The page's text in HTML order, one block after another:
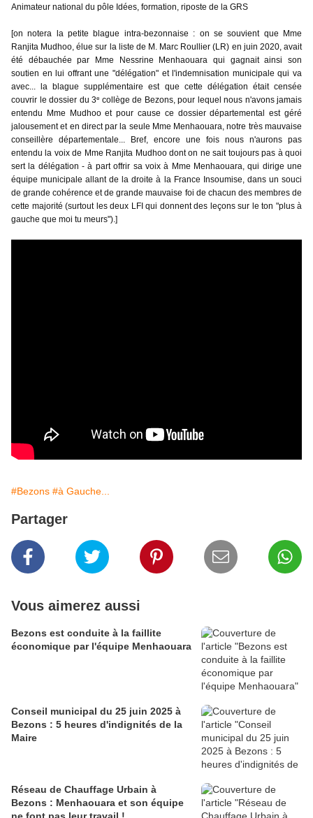
Animateur national du pôle Idées, formation, riposte de la GRS
[on notera la petite blague intra-bezonnaise : on se souvient que Mme
Ranjita Mudhoo, élue sur la liste de M. Marc Roullier (LR) en juin 2020, avait
été débauchée par Mme Nessrine Menhaouara qui gagnait ainsi son
soutien en lui offrant une "délégation" et l'indemnisation municipale qui va
avec... la blague supplémentaire est que cette délégation était censée
couvrir le dossier du 3e collège de Bezons, pour lequel nous n'avons jamais
entendu Mme Mudhoo et pour cause ce dossier départemental est géré
jalousement et en direct par la seule Mme Menhaouara, notre très mauvaise
conseillère départementale...
Bref, encore une fois nous n'aurons pas
entendu la voix de Mme Ranjita Mudhoo dont on ne sait toujours pas à quoi
sert la délégation - à part offrir sa voix à Mme Menhaouara, qui dirige une
équipe municipale allant de la droite à la France Insoumise, dans un souci
de grande cohérence et de grande mauvaise foi de chacun des membres de
cette majorité (surtout les deux LFI qui donnent des leçons sur le ton "plus à
gauche que moi tu meurs").]
#Bezons #à Gauche...
Partager
Vous aimerez aussi
Bezons est conduite à la faillite
économique par l'équipe Menhaouara
Conseil municipal du 25 juin 2025 à
Bezons : 5 heures d'indignités de la
Maire
Réseau de Chauffage Urbain à
Bezons : Menhaouara et son équipe